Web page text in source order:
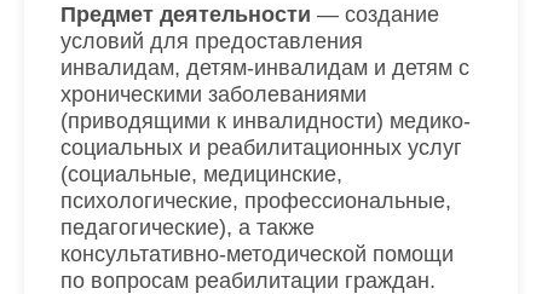
Предмет деятельности — создание
условий для предоставления
инвалидам, детям-инвалидам и детям с
хроническими заболеваниями
(приводящими к инвалидности) медико-
социальных и реабилитационных услуг
(социальные, медицинские,
психологические, профессиональные,
педагогические), а также
консультативно-методической помощи
по вопросам реабилитации граждан.